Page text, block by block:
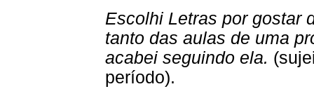
Escolhi Letras por gostar
tanto das aulas de uma
acabei seguindo ela.
período).